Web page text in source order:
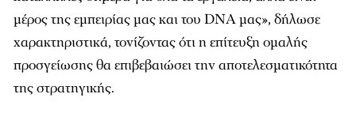
μέρος της εμπειρίας μας και του DNA μας», δήλωσε
χαρακτηριστικά, τονίζοντας ότι η επίτευξη ομαλής
προσγείωσης θα επιβεβαιώσει την αποτελεσματικότητα
της στρατηγικής.